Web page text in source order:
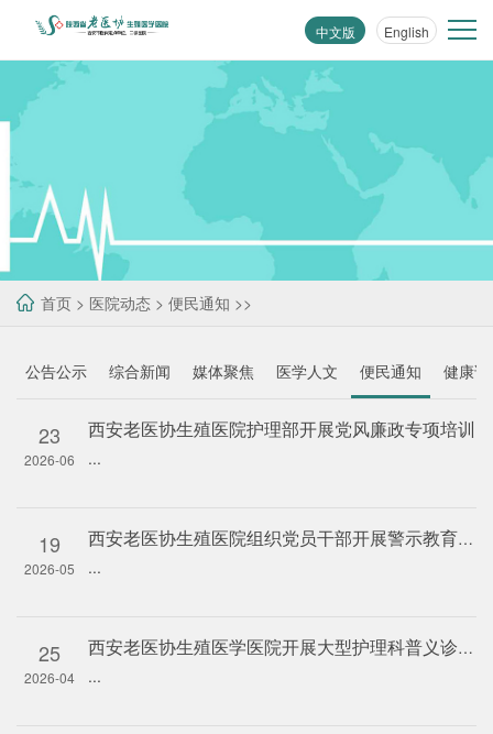
中文版 English
首页 > 医院动态 > 便民通知 >>
公告公示 综合新闻 媒体聚焦 医学人文 便民通知 健康
23
2026-06
西安老医协生殖医院护理部开展党风廉政专项培训
...
19
2026-05
西安老医协生殖医院组织党员干部开展警示教育活动
...
25
2026-04
西安老医协生殖医学医院开展大型护理科普义诊活动
...